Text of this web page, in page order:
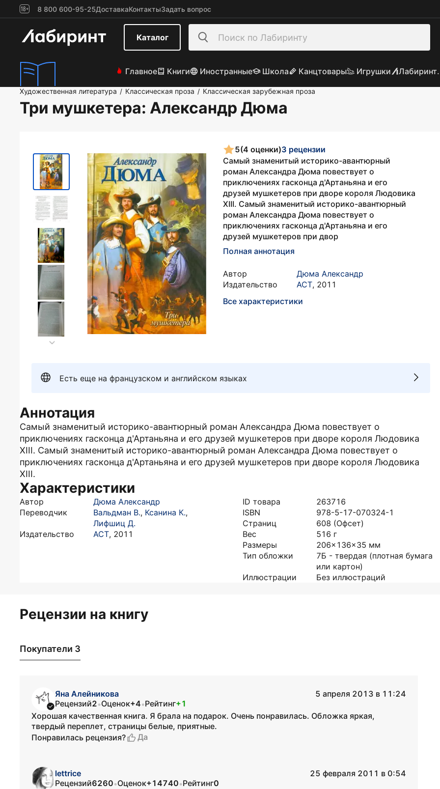
8 800 600-95-25ДоставкаКонтактыЗадать вопрос
Каталог
Главное Книги Иностранные Школа Канцтовары Игрушки
Художественная литература / Классическая проза / Классическая зарубежная проза
Три мушкетера: Александр Дюма
5(4 оценки)3 рецензии
Самый знаменитый историко-авантюрный
роман Александра Дюма повествует о
приключениях гасконца д'Артаньяна и его
друзей мушкетеров при дворе короля Людовика
ХIII. Самый знаменитый историко-авантюрный
роман Александра Дюма повествует о
приключениях гасконца д'Артаньяна и его
друзей мушкетеров при двор
Полная аннотация
Автор
Дюма Александр
Издательство
АСТ, 2011
Все характеристики
Есть еще на французском и английском языках
Аннотация
Самый знаменитый историко-авантюрный роман Александра Дюма повествует о
приключениях гасконца д'Артаньяна и его друзей мушкетеров при дворе короля Людовика
ХIII. Самый знаменитый историко-авантюрный роман Александра Дюма повествует о
приключениях гасконца д'Артаньяна и его друзей мушкетеров при дворе короля Людовика
ХIII.
Характеристики
Автор
Дюма Александр
Переводчик
Вальдман В., Ксанина К.,
Лифшиц Д.
Издательство
АСТ, 2011
ID товара
263716
ISBN
978-5-17-070324-1
Страниц
608 (Офсет)
Вес
516 г
Размеры
206x136x35 мм
Тип обложки
7Б - твердая (плотная бумага
или картон)
Иллюстрации
Без иллюстраций
Рецензии на книгу
Покупатели 3
Яна Алейникова
5 апреля 2013 в 11:24
Рецензий2•Оценок+4•Рейтинг+1
Хорошая качественная книга. Я брала на подарок. Очень понравилась. Обложка яркая,
твердый переплет, страницы белые, приятные.
Понравилась рецензия?
Да
lettrice
25 февраля 2011 в 0:54
Рецензий6260•Оценок+14740•Рейтинг0